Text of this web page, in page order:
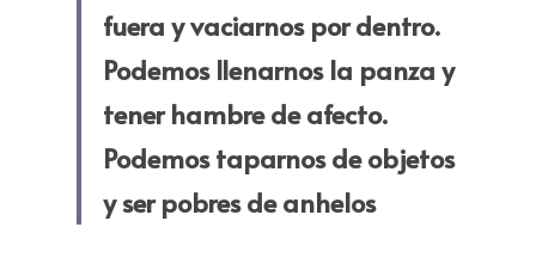
fuera y vaciarnos por dentro.
Podemos llenarnos la panza y
tener hambre de afecto.
Podemos taparnos de objetos
y ser pobres de anhelos